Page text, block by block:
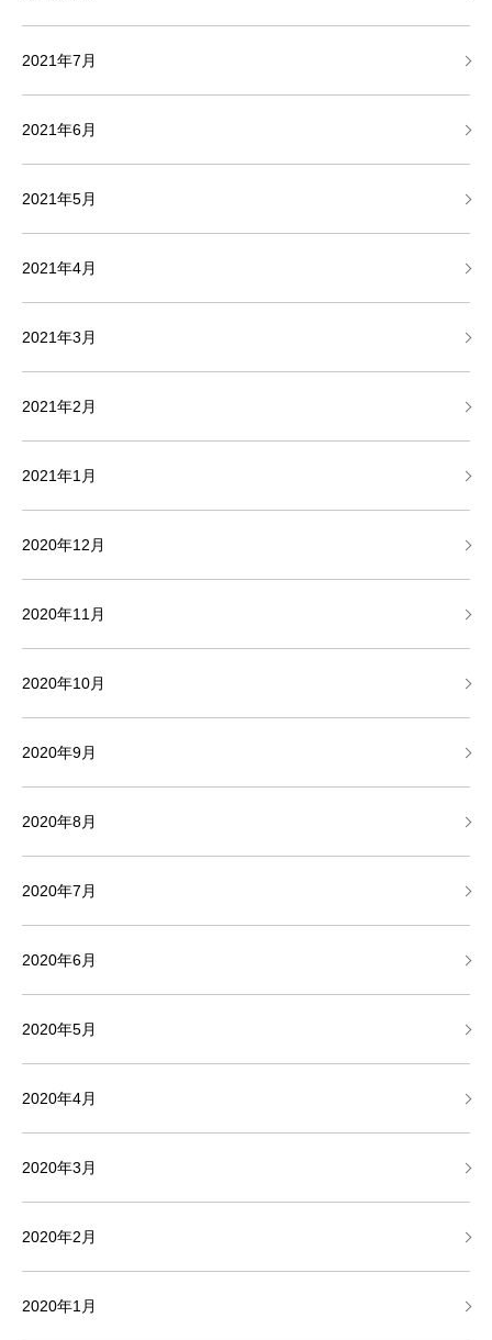
2021年7月
2021年6月
2021年5月
2021年4月
2021年3月
2021年2月
2021年1月
2020年12月
2020年11月
2020年10月
2020年9月
2020年8月
2020年7月
2020年6月
2020年5月
2020年4月
2020年3月
2020年2月
2020年1月